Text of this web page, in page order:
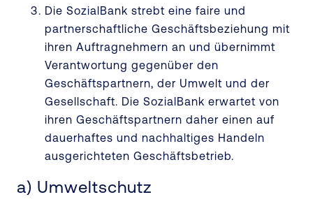
Die SozialBank strebt eine faire und
partnerschaftliche Geschäftsbeziehung mit
ihren Auftragnehmern an und übernimmt
Verantwortung gegenüber den
Geschäftspartnern, der Umwelt und der
Gesellschaft. Die SozialBank erwartet von
ihren Geschäftspartnern daher einen auf
dauerhaftes und nachhaltiges Handeln
ausgerichteten Geschäftsbetrieb.
a) Umweltschutz